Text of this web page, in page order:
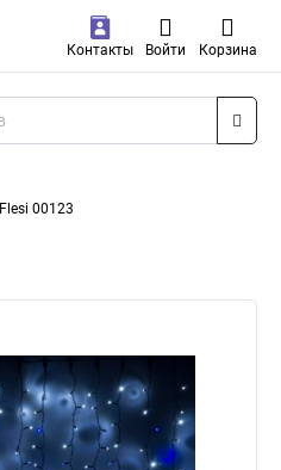
Контакты Войти Корзина
Flesi 00123